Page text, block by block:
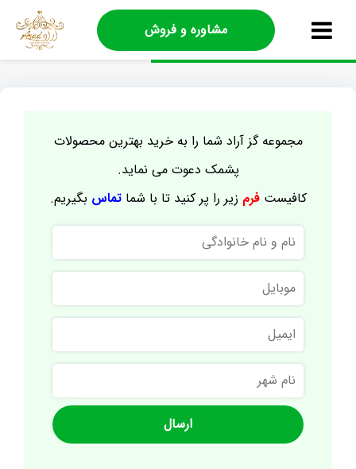
مشاوره و فروش
مجموعه گز آراد شما را به خرید بهترین محصولات
پشمک دعوت می نماید.
کافیستفرم زیر را پر کنید تا با شماتماس بگیریم.
نام
و
نام
خانوادگی
موبایل
ایمیل
نام
شهر